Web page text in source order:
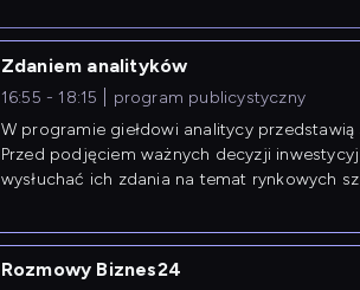
Zdaniem analityków
16:55 - 18:15
program publicystyczny
W programie giełdowi analitycy
Przed podjęciem ważnych decyzji
wysłuchać ich zdania na temat rynkowych
Rozmowy Biznes24